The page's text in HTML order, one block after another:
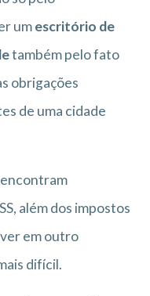
umescritório de
também pelo fato
obrigações
de uma cidade
encontram
além dos impostos
em outro
difícil.